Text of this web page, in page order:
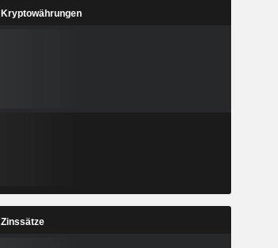
Kryptowährungen
Zinssätze